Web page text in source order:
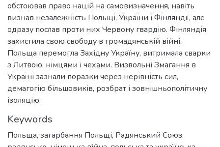
обстоював право націй на самовизначення, навіть
визнав незалежність Польщі, України і Фінляндії, але
одразу послав проти них Червону гвардію. Фінляндія
захистила свою свободу в громадянській війні.
Польща перемогла Західну Україну, витримала сварки
з Литвою, німцями і чехами. Визвольні Змагання в
Україні зазнали поразки через нерівність сил,
демагогію більшовиків, розбрат і зовнішньополітичну
ізоляцію.
Keywords
Польща, загарбання Польщі, Радянський Союз,